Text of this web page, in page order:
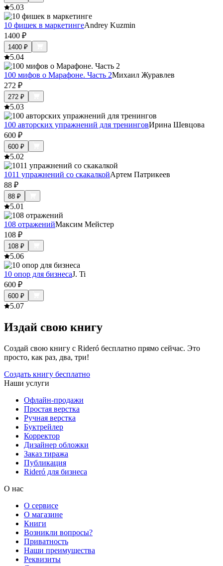
5.03
10 фишек в маркетингеAndrey Kuzmin
1400 ₽
1400 ₽
5.04
100 мифов о Марафоне. Часть 2Михаил Журавлев
272 ₽
272 ₽
5.03
100 авторских упражнений для тренинговИрина Шевцова
600 ₽
600 ₽
5.02
1011 упражнений со скакалкойАртем Патрикеев
88 ₽
88 ₽
5.01
108 отраженийМаксим Мейстер
108 ₽
108 ₽
5.06
10 опор для бизнесаJ. Ti
600 ₽
600 ₽
5.07
Издай свою книгу
Создай свою книгу с Rideró бесплатно прямо сейчас. Это
просто, как раз, два, три!
Создать книгу бесплатно
Наши услуги
Офлайн-продажи
Простая верстка
Ручная верстка
Буктрейлер
Корректор
Дизайнер обложки
Заказ тиража
Публикация
Rideró для бизнеса
О нас
О сервисе
О магазине
Книги
Возникли вопросы?
Приватность
Наши преимущества
Реквизиты